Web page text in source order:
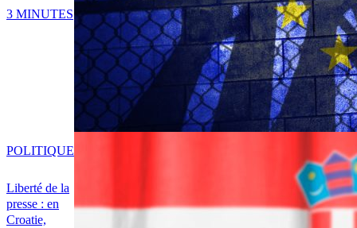
3 MINUTES
Liberté de la
presse : en
Croatie,
POLITIQUE